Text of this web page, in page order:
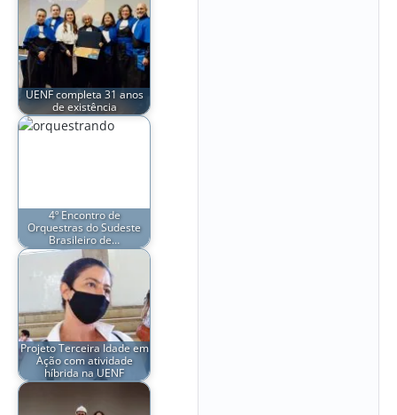
UENF completa 31 anos
de existência
4º Encontro de
Orquestras do Sudeste
Brasileiro de…
Projeto Terceira Idade em
Ação com atividade
híbrida na UENF